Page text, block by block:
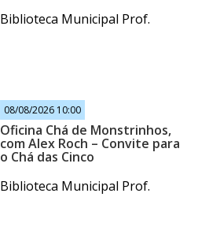
Biblioteca Municipal Prof.
08/08/2026 10:00
Oficina Chá de Monstrinhos,
com Alex Roch – Convite para
o Chá das Cinco
Biblioteca Municipal Prof.